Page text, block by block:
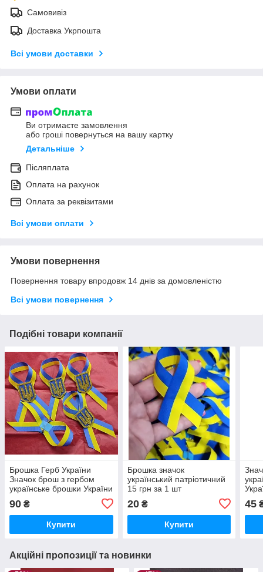
Самовивіз
Доставка Укрпошта
Всі умови доставки
Умови оплати
Ви отримаєте замовлення
або гроші повернуться на вашу картку
Детальніше
Післяплата
Оплата на рахунок
Оплата за реквізитами
Всі умови оплати
Умови повернення
Повернення товару впродовж 14 днів за домовленістю
Всі умови повернення
Подібні товари компанії
Брошка Герб України
Значок брош з гербом
українське брошки України
брошь випускник
90 ₴
Купити
Брошка значок
український патріотичний
15 грн за 1 шт
20₴
Купити
45
Акційні пропозиції та новинки